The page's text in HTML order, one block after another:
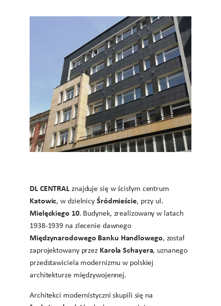
DL CENTRALznajduje się w ścisłym centrum
Katowic, w dzielnicyŚródmieście, przy ul.
Mielęckiego 10. Budynek, zrealizowany w latach
1938-1939 na zlecenie dawnego
Międzynarodowego Banku Handlowego, został
zaprojektowany przez Karola Schayera, uznanego
przedstawiciela modernizmu w polskiej
architekturze międzywojennej.
Architekci modernistyczni skupili się na